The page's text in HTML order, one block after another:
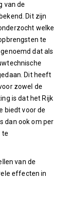
van de
Dit zijn
welke
te
dat als
Dit heeft
zowel de
is dat het Rijk
biedt voor de
dan ook om per
te
van de
effecten in